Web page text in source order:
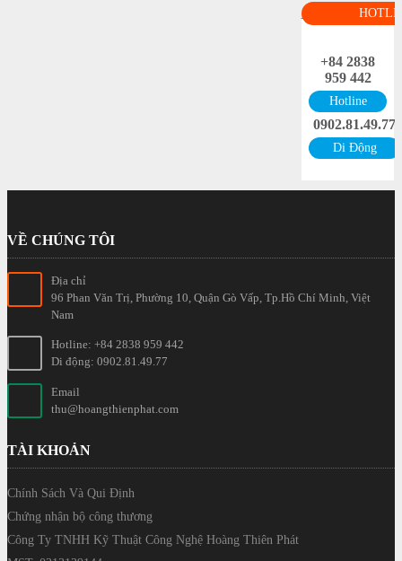
+84 2838
959 442
Hotline
0902.81.49.77
Di Động
VỀ CHÚNG TÔI
Địa chỉ
96 Phan Văn Trị, Phường 10, Quận Gò Vấp, Tp.Hồ Chí Minh, Việt
Nam
Hotline: +84 2838 959 442
Di động: 0902.81.49.77
Email
thu@hoangthienphat.com
TÀI KHOẢN
Chính Sách Và Qui Định
Chứng nhận bộ công thương
Công Ty TNHH Kỹ Thuật Công Nghệ Hoàng Thiên Phát